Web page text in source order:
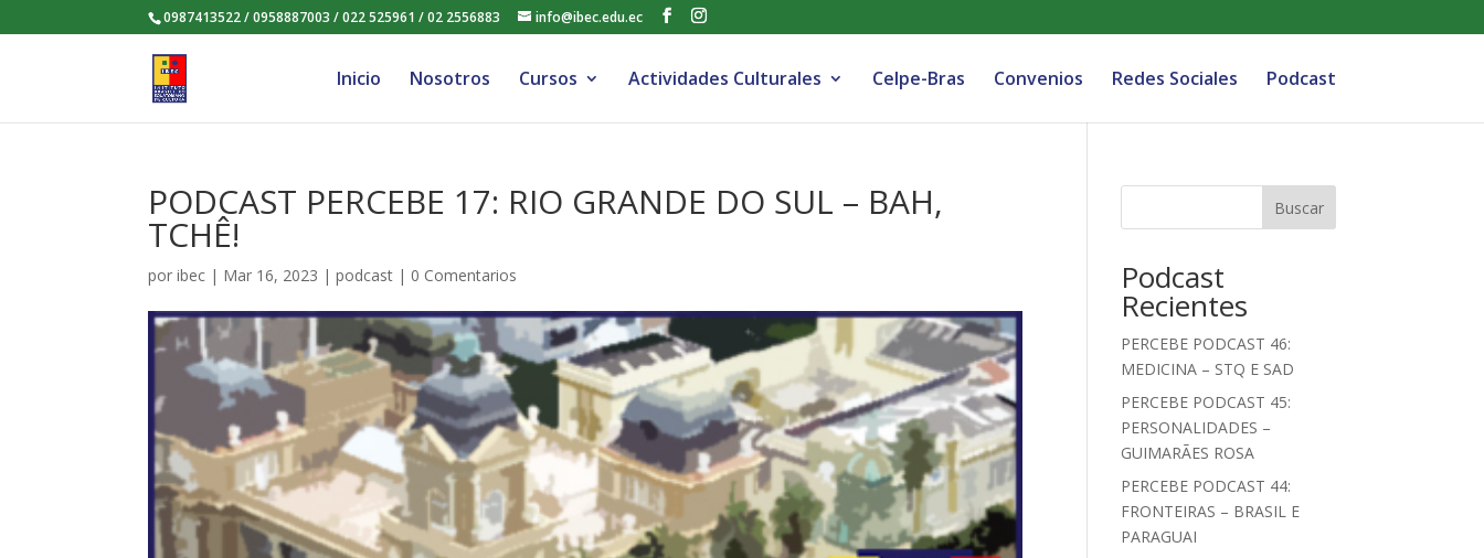
0987413522 / 0958887003 / 022 525961 / 02 2556883 info@ibec.edu.ec
Inicio Nosotros Cursos Actividades Culturales Celpe-Bras Convenios Redes Sociales Podcast
PODCAST PERCEBE 17: RIO GRANDE DO SUL – BAH,
TCHÊ!
poribec | Mar 16, 2023 |podcast | 0 Comentarios
Buscar
Podcast
Recientes
PERCEBE PODCAST 46:
MEDICINA – STQ E SAD
PERCEBE PODCAST 45:
PERSONALIDADES –
GUIMARÃES ROSA
PERCEBE PODCAST 44:
FRONTEIRAS – BRASIL E
PARAGUAI